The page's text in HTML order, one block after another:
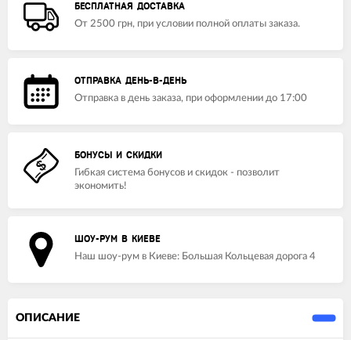
БЕСПЛАТНАЯ ДОСТАВКА
От 2500 грн, при условии полной оплаты заказа.
ОТПРАВКА ДЕНЬ-В-ДЕНЬ
Отправка в день заказа, при оформлении до 17:00
БОНУСЫ И СКИДКИ
Гибкая система бонусов и скидок - позволит
экономить!
ШОУ-РУМ В КИЕВЕ
Наш шоу-рум в Киеве: Большая Кольцевая дорога 4
ОПИСАНИЕ